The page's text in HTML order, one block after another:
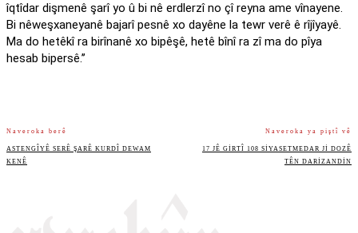
îqtîdar dişmenê şarî yo û bi nê erdlerzî no çî reyna ame vînayene.
Bi nêweşxaneyanê bajarî pesnê xo dayêne la tewr verê ê rîjîyayê.
Ma do hetêkî ra birînanê xo bipêşê, hetê bînî ra zî ma do pîya
hesab bipersê.’’
Naveroka berê
ASTENGÎYÊ SERÊ ŞARÊ KURDÎ DEWAM
KENÊ
Naveroka ya piştî vê
17 JÊ GIRTÎ 108 SIYASETMEDAR JI DOZÊ
TÊN DARIZANDIN